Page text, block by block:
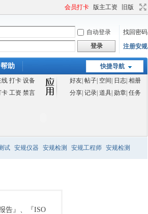
会员打卡 版主工资 旧版
自动登录
找回密码
登录 注册安规
快捷导航
帮助
线 打卡 设备 好友| 帖子| 空间 日志| 相册
卡 工资 禁言 分享| 记录| 道具| 勋章| 任务
试 安规仪器 安规检测 安规工程师 安规检测
告』、『ISO